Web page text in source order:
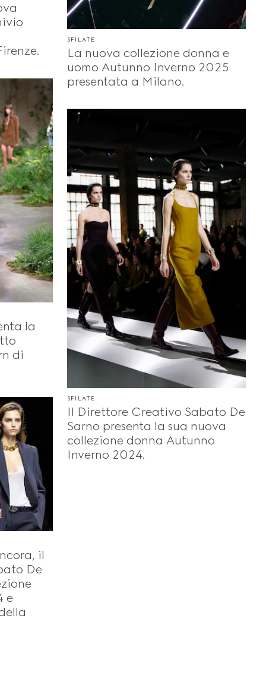
SFILATE
La nuova collezione donna e
uomo Autunno Inverno 2025
presentata a Milano.
la
di
SFILATE
Il Direttore Creativo Sabato De
Sarno presenta la sua nuova
collezione donna Autunno
Inverno 2024.
il
De
e